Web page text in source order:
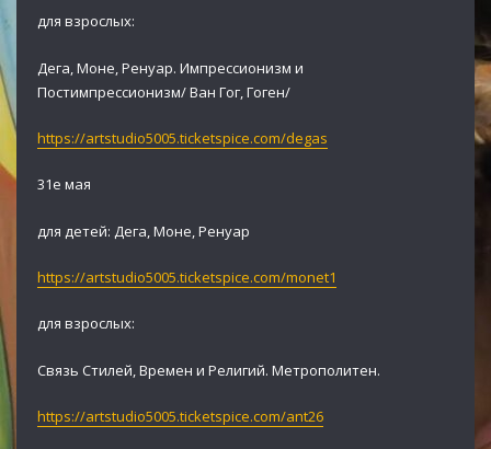
для взрослых:
Дега, Моне, Ренуар. Импрессионизм и
Постимпрессионизм/ Ван Гог, Гоген/
https://artstudio5005.ticketspice.com/degas
31е мая
для детей: Дега, Моне, Ренуар
https://artstudio5005.ticketspice.com/monet1
для взрослых:
Связь Стилей, Времен и Религий. Метрополитен.
https://artstudio5005.ticketspice.com/ant26